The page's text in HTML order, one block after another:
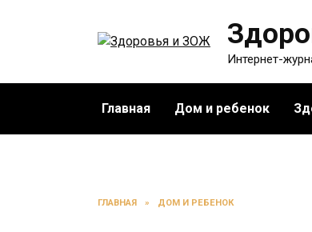
Интернет-
Главная Дом и ребенок
ГЛАВНАЯ » ДОМ И РЕБЕНОК